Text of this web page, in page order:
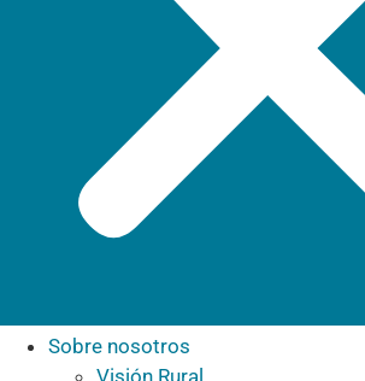
Sobre nosotros
Visión Rural